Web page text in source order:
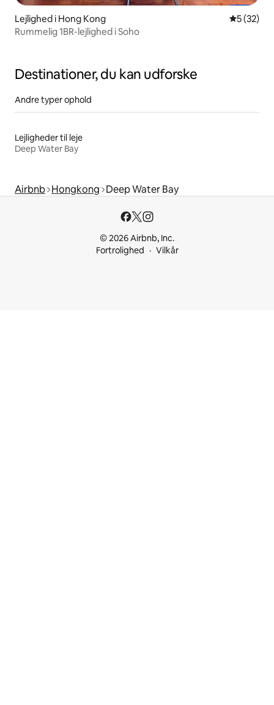
Lejlighed i Hong Kong 5 ud af 5 i
5 (32)
Rummelig 1BR-lejlighed i Soho
Destinationer, du kan udforske
Andre typer ophold
Lejligheder til leje
Deep Water Bay
Airbnb Hongkong Deep Water Bay
© 2026 Airbnb, Inc.
Fortrolighed
Vilkår